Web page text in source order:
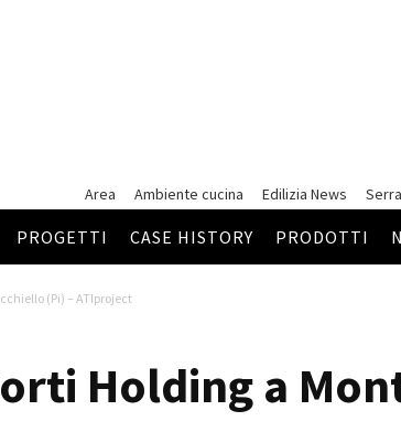
Area
Ambiente cucina Edilizia News
PROGETTI CASE HISTORY PRODOTTI
(Pi) – ATIproject
Holding a